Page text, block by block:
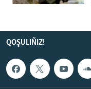
QOŞULIÑIZ!